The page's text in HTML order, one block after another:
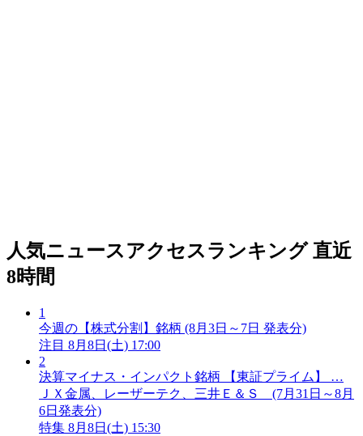
人気ニュースアクセスランキング 直近
8時間
1
今週の【株式分割】銘柄 (8月3日～7日 発表分)
注目 8月8日(土) 17:00
2
決算マイナス・インパクト銘柄 【東証プライム】 …
ＪＸ金属、レーザーテク、三井Ｅ＆Ｓ (7月31日～8月
6日発表分)
特集 8月8日(土) 15:30